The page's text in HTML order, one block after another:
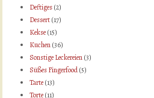
Deftiges(2)
Dessert(17)
Kekse(15)
Kuchen(36)
Sonstige Leckereien(3)
Süßes Fingerfood(5)
Tarte(13)
Torte(11)